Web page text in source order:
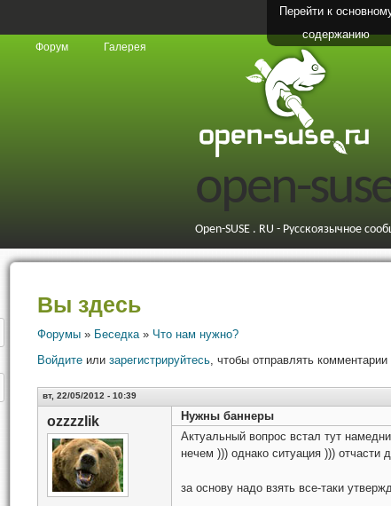
Перейти к
содержанию
Форум Галерея
open-
Open-SUSE . RU - Русскоязычное
Вы здесь
Форумы » Беседка» Что нам нужно?
Войдите или зарегистрируйтесь, чтобы отправлять комментарии
вт, 22/05/2012 - 10:39
ozzzzlik
Нужны баннеры
Актуальный вопрос встал тут
нечем ))) однако ситуация )))
за основу надо взять все-таки